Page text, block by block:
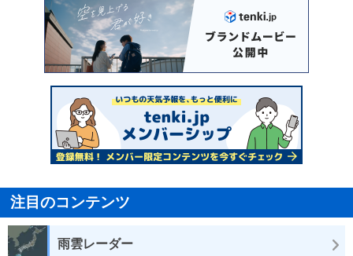
注目のコンテンツ
雨雲レーダー